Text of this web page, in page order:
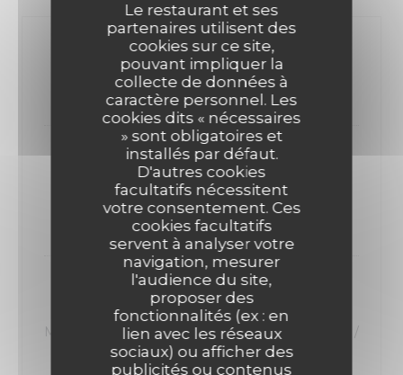
Le restaurant et ses
partenaires utilisent des
cookies sur ce site,
pouvant impliquer la
collecte de données à
caractère personnel. Les
cookies dits « nécessaires
» sont obligatoires et
installés par défaut.
D'autres cookies
facultatifs nécessitent
votre consentement. Ces
cookies facultatifs
servent à analyser votre
navigation, mesurer
l'audience du site,
proposer des
fonctionnalités (ex : en
lien avec les réseaux
sociaux) ou afficher des
publicités ou contenus
Houmous / l’huile d’olive
Houmous
9,00 EUR
Œufs mimosa
3 Œufs mimosa
Liste des allergènes
9,00 EUR
Mozzarella de bufflonne / ketchup de
betteraves / framboises
Mozzarella de bufflonne / ketchup de betteraves /
framboises